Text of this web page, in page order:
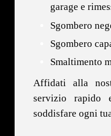
garage e
Sgombero
Sgombero
Smaltimento
Affidati alla
servizio rapido
soddisfare ogni